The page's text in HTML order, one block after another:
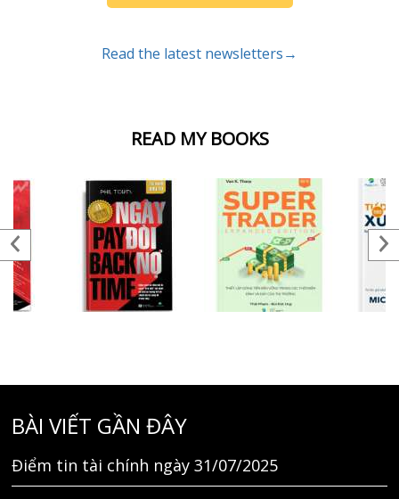
READ MY BOOKS
Read the latest newsletters→
BÀI VIẾT GẦN ĐÂY
Điểm tin tài chính ngày 31/07/2025